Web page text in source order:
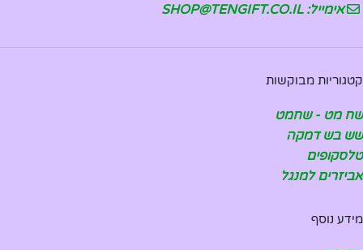
אימייל: SHOP@TENGIFT.CO.IL
קטגוריות מבוקשות
שח מט - שחמט
שש בש דמקה
טלסקופים
אביזרים למנגל
מידע נוסף